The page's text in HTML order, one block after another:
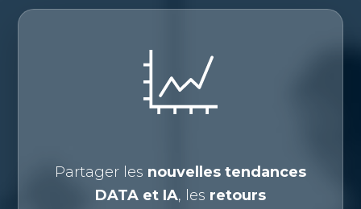
Partager les nouvelles tendances
DATA et IA, les retours